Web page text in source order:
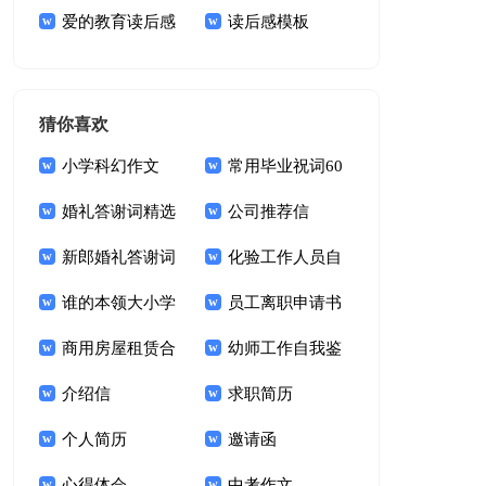
语 境倡议书
爱的教育读后感 读后感模板
猜你喜欢
小学科幻作文 常用毕业祝词60
句
婚礼答谢词精选
15篇
公司推荐信
新郎婚礼答谢词
锦集十篇
化验工作人员自
我鉴定
谁的本领大小学
作文
员工离职申请书
商用房屋租赁合
同15篇
幼师工作自我鉴
定(15篇)
介绍信 求职简历
个人简历 邀请函